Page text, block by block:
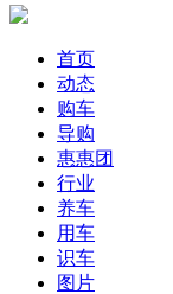
首页
动态
购车
导购
惠惠团
行业
养车
用车
识车
图片